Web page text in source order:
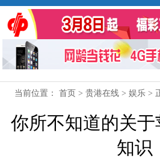
当前位置：首页 >贵港在线 >娱乐 >
你所不知道的关于
知识